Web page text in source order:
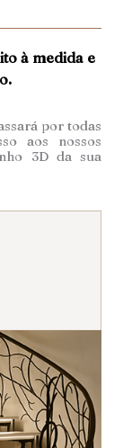
à medida e
por todas
aos nossos
3D da sua